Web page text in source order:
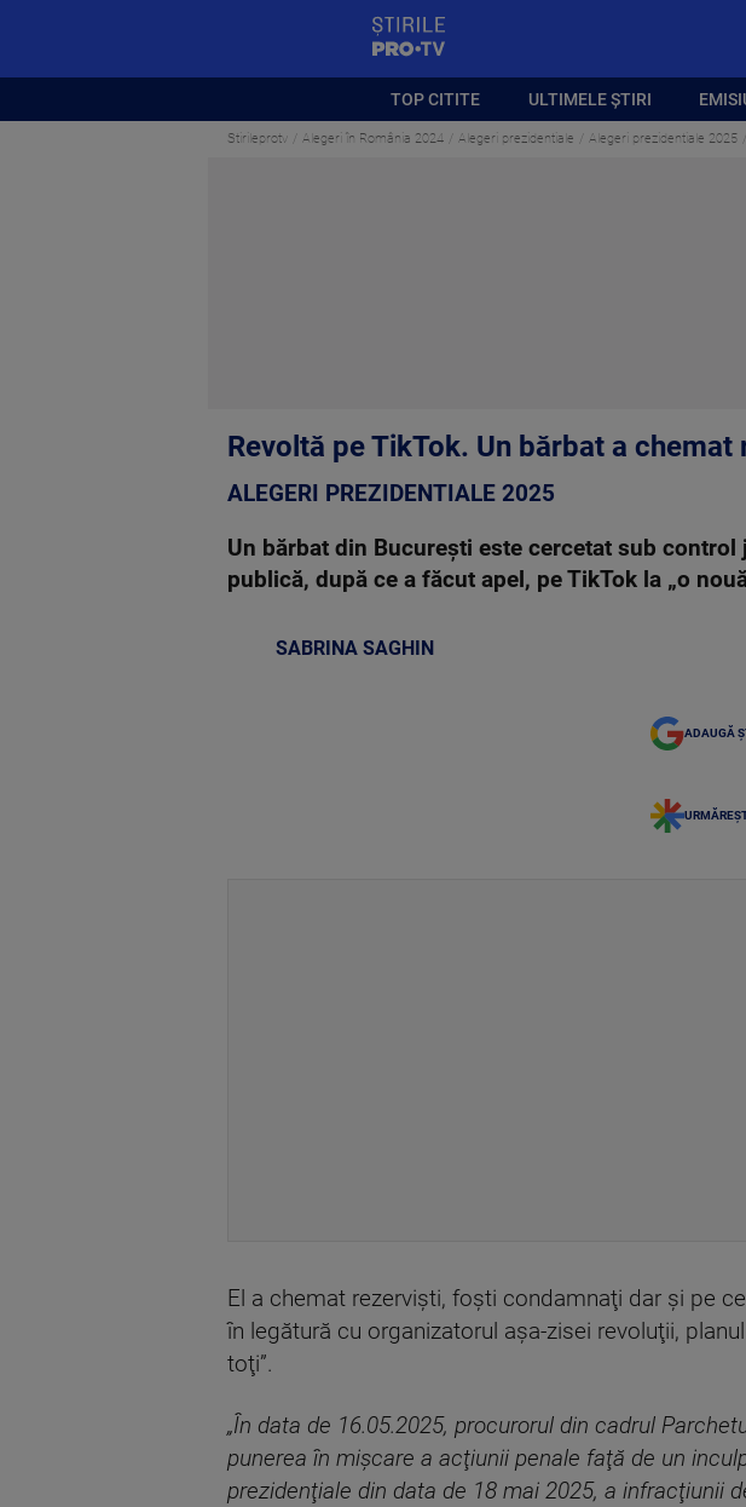
TOP CITITE ULTIMELE ȘTIRI
Stirileprotv Alegeri în România 2024 Alegeri prezidentiale Alegeri prezidentiale 2025
Revoltă pe TikTok. Un bărbat a
ALEGERI PREZIDENTIALE 2025
Un bărbat din Bucureşti este cercetat sub
publică, după ce a făcut apel, pe TikTok la „o
SABRINA SAGHIN
ADAUGĂ
El a chemat rezervişti, foşti condamnaţi dar şi pe
în legătură cu organizatorul aşa-zisei revoluţii,
toţi”.
„În data de 16.05.2025, procurorul din cadrul
punerea în mişcare a acţiunii penale faţă de un
prezidenţiale din data de 18 mai 2025, a infracţiunii